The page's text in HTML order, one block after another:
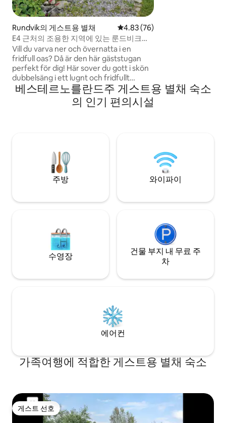
Rundvik의 게스트용 별채 평점 4.83점(5점 만점), 후기 76
4.83 (76)
E4 근처의 조용한 지역에 있는 룬드비크의
게스트하우스
Vill du varva ner och övernatta i en
fridfull oas? Då är den här gäststugan
perfekt för dig! Här sover du gott i skön
dubbelsäng i ett lugnt och fridfullt
område med utsikt över blomstrande
trädgård. I byn finns bra fiskevatten och
Uppblåsbar madrass finns tillgänlig vid
behov. Husdjur är inte tillåtet.
요. 그렇지 않으면
베스테르노를란드주 게스트용 별채 숙소
의 인기 편의시설
주방 와이파이
수영장
건물 부지 내 무료 주
차
에어컨
가족여행에 적합한 게스트용 별채 숙소
게스트 선호
게스트 선호